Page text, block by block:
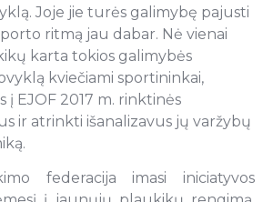
Joje jie turės galimybę pajusti
ritmą jau dabar. Nė vienai
karta tokios galimybės
kviečiami sportininkai,
EJOF 2017 m. rinktinės
ir atrinkti išanalizavus jų varžybų
federacija imasi iniciatyvos